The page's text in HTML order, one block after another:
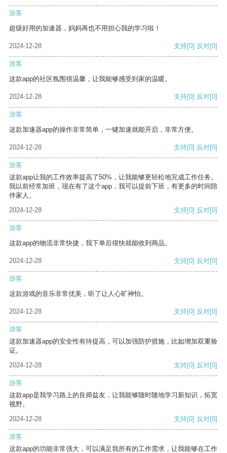
游客
超级好用的加速器，妈妈再也不用担心我的学习啦！
2024-12-28 支持[0] 反对[0]
游客
这款app的社区氛围很温馨，让我能够感受到家的温暖。
2024-12-28 支持[0] 反对[0]
游客
这款加速器app的操作非常简单，一键加速就能开启，非常方便。
2024-12-28 支持[0] 反对[0]
游客
这款app让我的工作效率提高了50%，让我能够更轻松地完成工作任务。
我以前经常加班，现在有了这个app，我可以提前下班，有更多的时间陪
伴家人。
2024-12-28
支持[0] 反对[0]
游客
这款app的物流非常快捷，我下单后很快就能收到商品。
2024-12-28 支持[0] 反对[0]
游客
这款游戏的音乐非常优美，听了让人心旷神怡。
2024-12-28 支持[0] 反对[0]
游客
这款加速器app的安全性有待提高，可以加强防护措施，比如增加双重验
证。
2024-12-28
支持[0] 反对[0]
游客
这款app是我学习路上的良师益友，让我能够随时随地学习新知识，拓宽
视野。
2024-12-28
支持[0] 反对[0]
游客
这款app的功能非常强大，可以满足我所有的工作需求，让我能够在工作